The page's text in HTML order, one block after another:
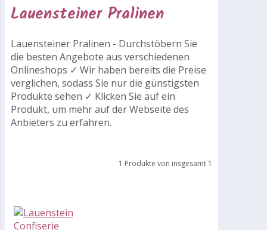
Lauensteiner Pralinen
Lauensteiner Pralinen - Durchstöbern Sie
die besten Angebote aus verschiedenen
Onlineshops ✓ Wir haben bereits die Preise
verglichen, sodass Sie nur die günstigsten
Produkte sehen ✓ Klicken Sie auf ein
Produkt, um mehr auf der Webseite des
Anbieters zu erfahren.
1 Produkte von insgesamt 1